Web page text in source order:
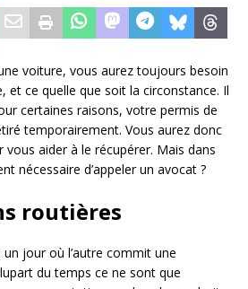
voiture, vous aurez toujours besoin
et ce quelle que soit la circonstance. Il
certaines raisons, votre permis de
temporairement. Vous aurez donc
vous aider à le récupérer. Mais dans
nécessaire d’appeler un avocat ?
routières
jour où l’autre commit une
du temps ce ne sont que